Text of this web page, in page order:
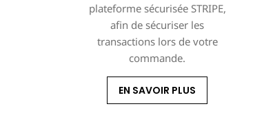
plateforme sécurisée STRIPE,
afin de sécuriser les
transactions lors de votre
commande.
EN SAVOIR PLUS